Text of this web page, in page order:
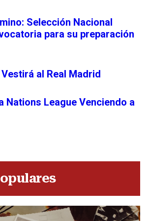
Selección Nacional
para su preparación
al Real Madrid
Nations League Venciendo a